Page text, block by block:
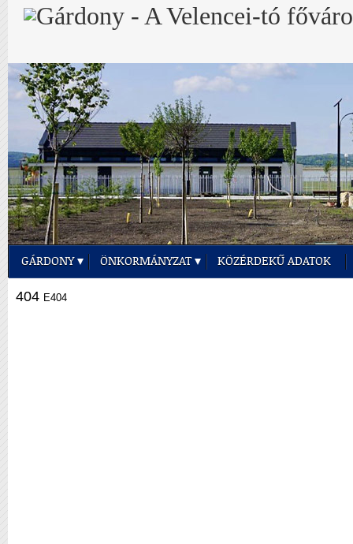
GÁRDONY ÖNKORMÁNYZAT KÖZÉRDEKŰ ADATOK
404 E404